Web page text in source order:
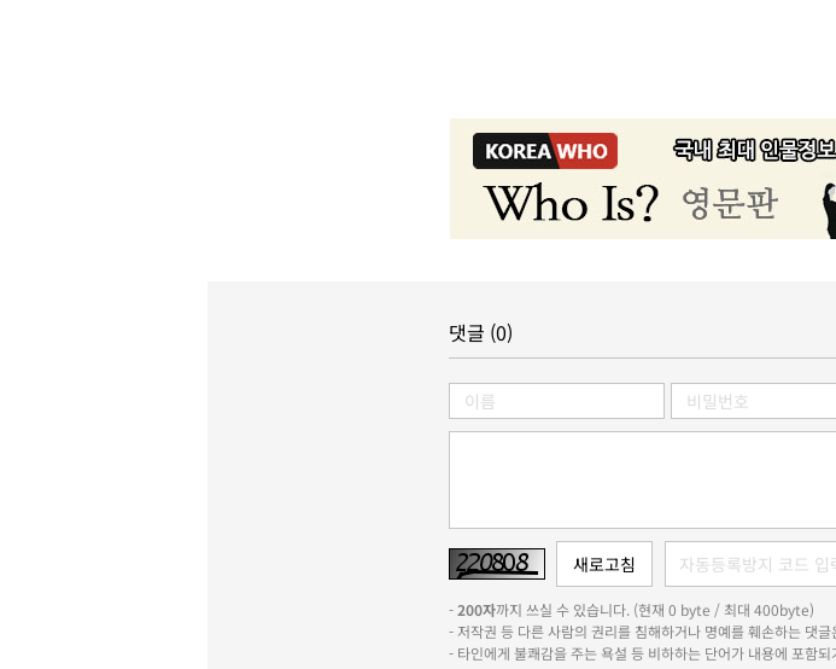
댓글 (0)
-200자까지 쓰실 수 있습니다. (현재 0 byte / 최대 400byte)
- 저작권 등 다른 사람의 권리를 침해하거나 명예를 훼손하는 댓
- 타인에게 불쾌감을 주는 욕설 등 비하하는 단어가 내용에 포함